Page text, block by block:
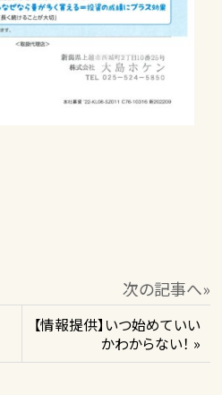
次の記事へ»
【情報提供】いつ始めていい
かわからない！ »